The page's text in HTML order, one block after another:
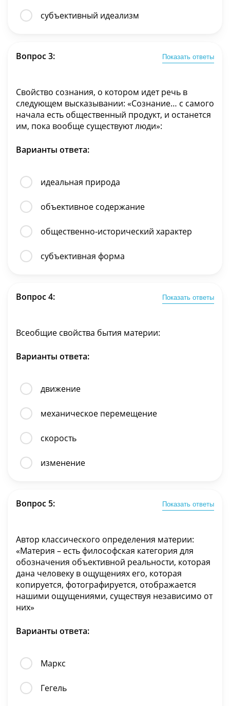
субъективный идеализм
Вопрос 3: Показать ответы
Свойство сознания, о котором идет речь в
следующем высказывании: «Сознание… с самого
начала есть общественный продукт, и останется
им, пока вообще существуют люди»:
Варианты ответа:
идеальная природа
объективное содержание
общественно-исторический характер
субъективная форма
Вопрос 4: Показать ответы
Всеобщие свойства бытия материи:
Варианты ответа:
движение
механическое перемещение
скорость
изменение
Вопрос 5: Показать ответы
Автор классического определения материи:
«Материя – есть философская категория для
обозначения объективной реальности, которая
дана человеку в ощущениях его, которая
копируется, фотографируется, отображается
нашими ощущениями, существуя независимо от
них»
Варианты ответа:
Маркс
Гегель